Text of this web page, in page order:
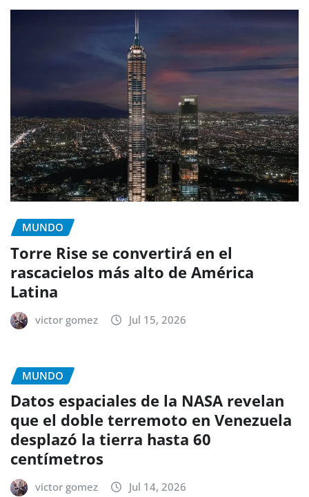
MUNDO
Torre Rise se convertirá en el
rascacielos más alto de América
Latina
victor gomez Jul 15, 2026
MUNDO
Datos espaciales de la NASA revelan
que el doble terremoto en Venezuela
desplazó la tierra hasta 60
centímetros
victor gomez Jul 14, 2026